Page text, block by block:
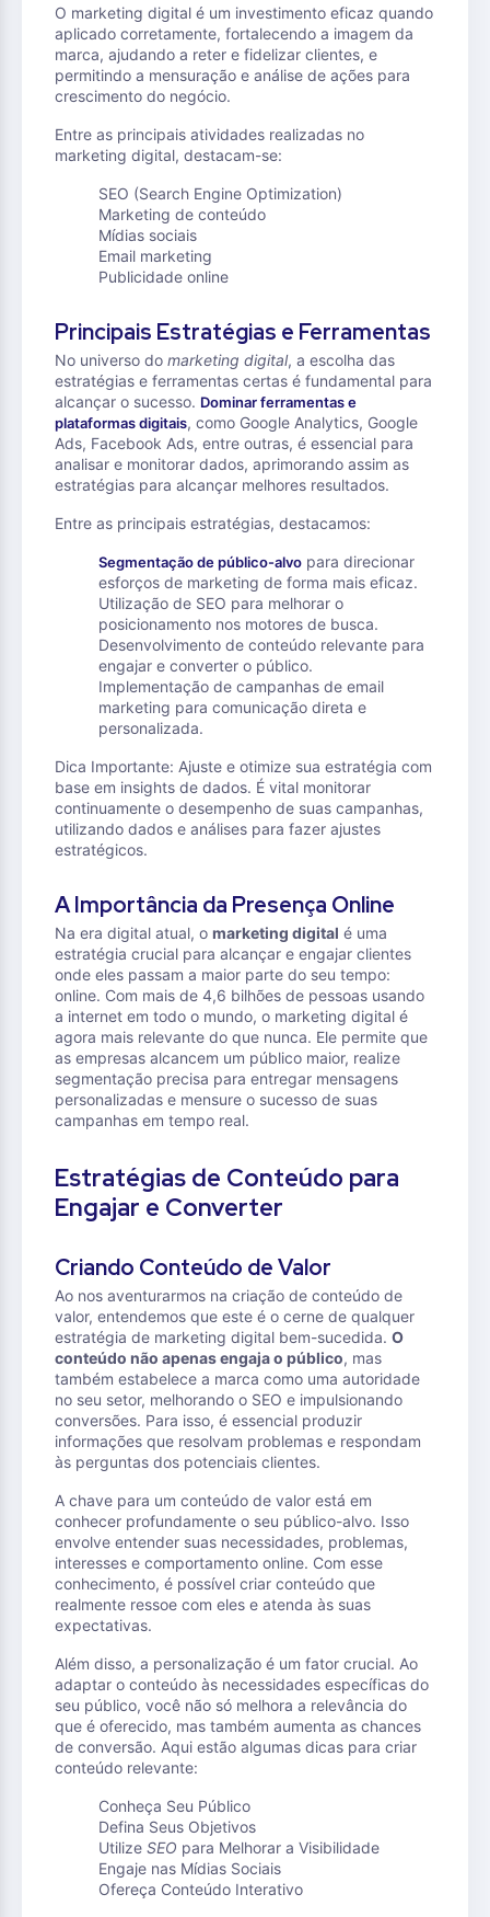
O marketing digital é um investimento eficaz quando
aplicado corretamente, fortalecendo a imagem da
marca, ajudando a reter e fidelizar clientes, e
permitindo a mensuração e análise de ações para
crescimento do negócio.
Entre as principais atividades realizadas no
marketing digital, destacam-se:
SEO (Search Engine Optimization)
Marketing de conteúdo
Mídias sociais
Email marketing
Publicidade online
Principais Estratégias e Ferramentas
No universo do marketing digital, a escolha das
estratégias e ferramentas certas é fundamental para
alcançar o sucesso. Dominar ferramentas e
plataformas digitais, como Google Analytics, Google
Ads, Facebook Ads, entre outras, é essencial para
analisar e monitorar dados, aprimorando assim as
estratégias para alcançar melhores resultados.
Entre as principais estratégias, destacamos:
Segmentação de público-alvo para direcionar
esforços de marketing de forma mais eficaz.
Utilização de SEO para melhorar o
posicionamento nos motores de busca.
Desenvolvimento de conteúdo relevante para
engajar e converter o público.
Implementação de campanhas de email
marketing para comunicação direta e
personalizada.
Dica Importante: Ajuste e otimize sua estratégia com
base em insights de dados. É vital monitorar
continuamente o desempenho de suas campanhas,
utilizando dados e análises para fazer ajustes
estratégicos.
A Importância da Presença Online
Na era digital atual, o marketing digital é uma
estratégia crucial para alcançar e engajar clientes
onde eles passam a maior parte do seu tempo:
online. Com mais de 4,6 bilhões de pessoas usando
a internet em todo o mundo, o marketing digital é
agora mais relevante do que nunca. Ele permite que
as empresas alcancem um público maior, realize
segmentação precisa para entregar mensagens
personalizadas e mensure o sucesso de suas
campanhas em tempo real.
Estratégias de Conteúdo para
Engajar e Converter
Criando Conteúdo de Valor
Ao nos aventurarmos na criação de conteúdo de
valor, entendemos que este é o cerne de qualquer
estratégia de marketing digital bem-sucedida. O
conteúdo não apenas engaja o público, mas
também estabelece a marca como uma autoridade
no seu setor, melhorando o SEO e impulsionando
conversões. Para isso, é essencial produzir
informações que resolvam problemas e respondam
às perguntas dos potenciais clientes.
A chave para um conteúdo de valor está em
conhecer profundamente o seu público-alvo. Isso
envolve entender suas necessidades, problemas,
interesses e comportamento online. Com esse
conhecimento, é possível criar conteúdo que
realmente ressoe com eles e atenda às suas
expectativas.
Além disso, a personalização é um fator crucial. Ao
adaptar o conteúdo às necessidades específicas do
seu público, você não só melhora a relevância do
que é oferecido, mas também aumenta as chances
de conversão. Aqui estão algumas dicas para criar
conteúdo relevante:
Conheça Seu Público
Defina Seus Objetivos
Utilize SEO para Melhorar a Visibilidade
Engaje nas Mídias Sociais
Ofereça Conteúdo Interativo